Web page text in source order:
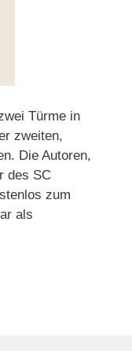
Türme in
zweiten,
Die Autoren,
des SC
zum
als